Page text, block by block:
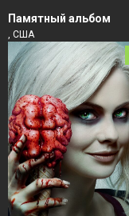
Памятный альбом
, США